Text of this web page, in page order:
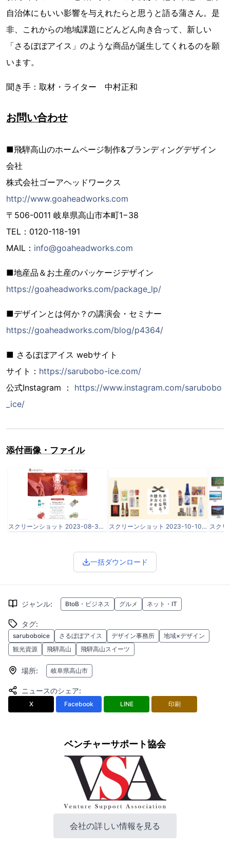
自治体にもいい影響を与えれたらと思うと語る蒲さん。是
非、これからの地域課題にどんどん向き合って、新しい
「さるぼぼアイス」のような商品が誕生してくれるのを願
います。
聞き手：取材・ライター 中村正和
お問い合わせ
■飛騨高山のホームページ制作&ブランディングデザイン
会社
株式会社ゴーアヘッドワークス
http://www.goaheadworks.com
〒506-0011 岐阜県高山市本町1−38
TEL：0120-118-191
MAIL： info@goaheadworks.com
■地産品＆お土産のパッケージデザイン
https://goaheadworks.com/package_lp/
■デザインとは何か？の講演会・セミナー
https://goaheadworks.com/blog/p4364/
■ さるぼぼアイス webサイト
サイト： https://sarubobo-ice.com/
公式Instagram ： https://www.instagram.com/sarubobo
_ice/
添付画像・ファイル
スクリーンショット 2023-08-30 12.18.26.png スクリーンショット 2023-10-10 22.01.20.png
一括ダウンロード
ジャンル: BtoB・ビジネス グルメ ネット・IT
タグ:
saruboboice さるぼぼアイス デザイン事務所
地域×デザイン
観光資源
飛騨高山 飛騨高山スイーツ
場所: 岐阜県高山市
ニュースのシェア:
X Facebook LINE 印刷
ベンチャーサポート協会
会社の詳しい情報を見る